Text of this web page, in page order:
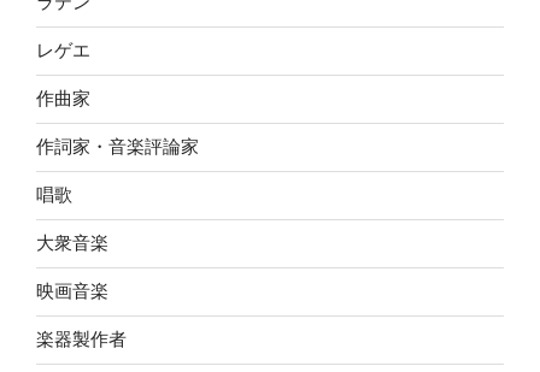
レゲエ
作曲家
作詞家・音楽評論家
唱歌
大衆音楽
映画音楽
楽器製作者